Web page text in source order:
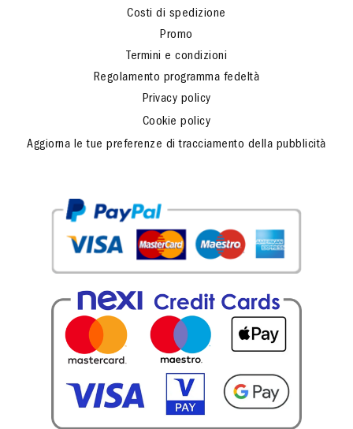
Costi di spedizione
Promo
Termini e condizioni
Regolamento programma fedeltà
Privacy policy
Cookie policy
Aggiorna le tue preferenze di tracciamento della pubblicità